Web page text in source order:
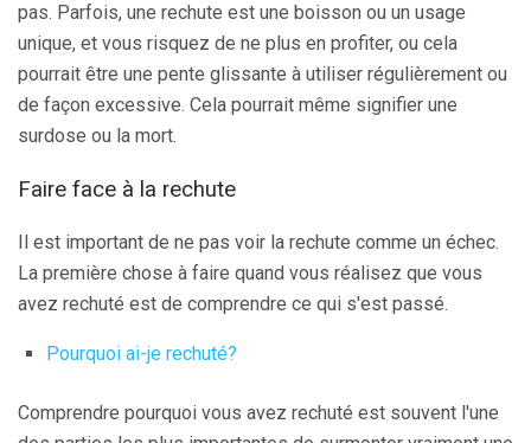
pas. Parfois, une rechute est une boisson ou un usage
unique, et vous risquez de ne plus en profiter, ou cela
pourrait être une pente glissante à utiliser régulièrement ou
de façon excessive. Cela pourrait même signifier une
surdose ou la mort.
Faire face à la rechute
Il est important de ne pas voir la rechute comme un échec.
La première chose à faire quand vous réalisez que vous
avez rechuté est de comprendre ce qui s'est passé.
Pourquoi ai-je rechuté?
Comprendre pourquoi vous avez rechuté est souvent l'une